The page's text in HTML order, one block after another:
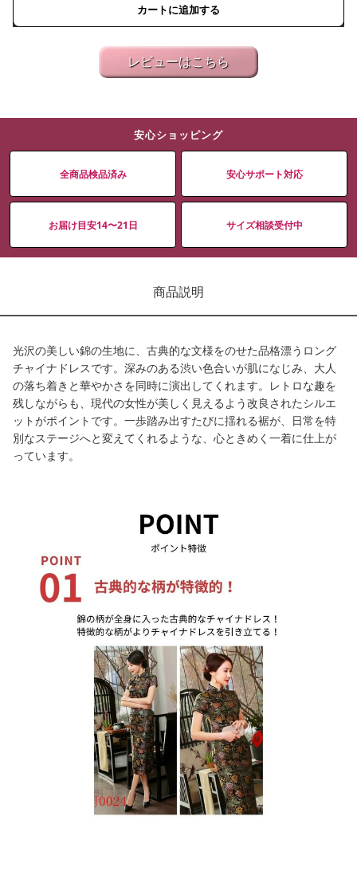
カートに追加する
レビューはこちら
安心ショッピング
全商品検品済み 安心サポート対応
お届け目安14〜21日 サイズ相談受付中
商品説明
光沢の美しい錦の生地に、古典的な文様をのせた品格漂うロング
チャイナドレスです。深みのある渋い色合いが肌になじみ、大人
の落ち着きと華やかさを同時に演出してくれます。レトロな趣を
残しながらも、現代の女性が美しく見えるよう改良されたシルエ
ットがポイントです。一歩踏み出すたびに揺れる裾が、日常を特
別なステージへと変えてくれるような、心ときめく一着に仕上が
っています。